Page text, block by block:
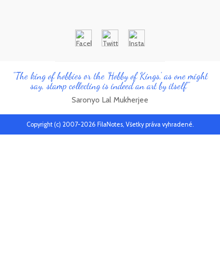
"The king of hobbies or the 'Hobby of Kings', as one might
say, stamp collecting is indeed an art by itself"
Saronyo Lal Mukherjee
Copyright (c) 2007-2026 FilaNotes, Všetky práva vyhradené.